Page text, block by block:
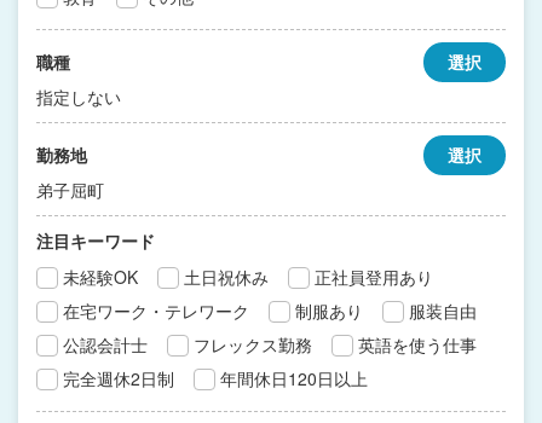
職種
指定しない
選択
勤務地
弟子屈町
選択
注目キーワード
未経験OK
土日祝休み
正社員登用あり
在宅ワーク・テレワーク
制服あり
服装自由
公認会計士
フレックス勤務
英語を使う仕事
完全週休2日制
年間休日120日以上